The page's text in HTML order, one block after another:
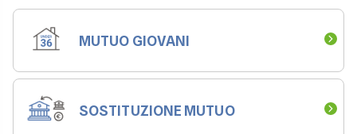
MUTUO GIOVANI
SOSTITUZIONE MUTUO